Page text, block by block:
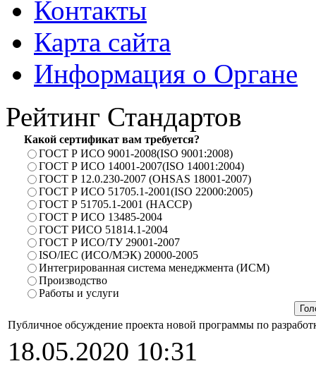
Контакты
Карта сайта
Информация о Органе
Рейтинг Стандартов
Какой сертификат вам требуется?
ГОСТ Р ИСО 9001-2008(ISO 9001:2008)
ГОСТ Р ИСО 14001-2007(ISO 14001:2004)
ГОСТ Р 12.0.230-2007 (OHSAS 18001-2007)
ГОСТ Р ИСО 51705.1-2001(ISO 22000:2005)
ГОСТ Р 51705.1-2001 (HACCP)
ГОСТ Р ИСО 13485-2004
ГОСТ РИСО 51814.1-2004
ГОСТ Р ИСО/ТУ 29001-2007
ISO/IEC (ИСО/МЭК) 20000-2005
Интегрированная система менеджмента (ИСМ)
Производство
Работы и услуги
Публичное обсуждение проекта новой программы по
18.05.2020 10:31